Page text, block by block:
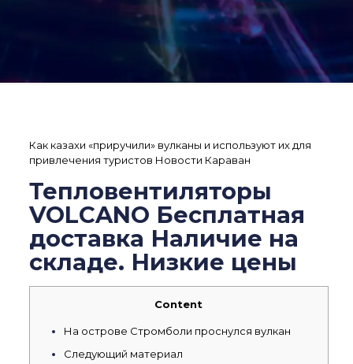
Как казахи «приручили» вулканы и используют их для
привлечения туристов Новости Караван
Тепловентиляторы
VOLCANO Бесплатная
доставка Наличие на
складе. Низкие цены
Content
На острове Стромболи проснулся вулкан
Следующий материал